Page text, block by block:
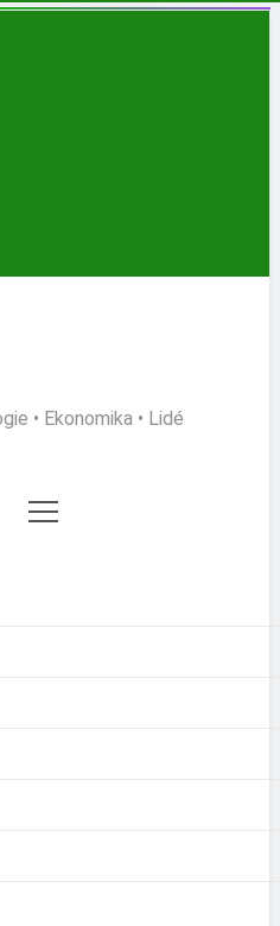
• Ekonomika • Lidé